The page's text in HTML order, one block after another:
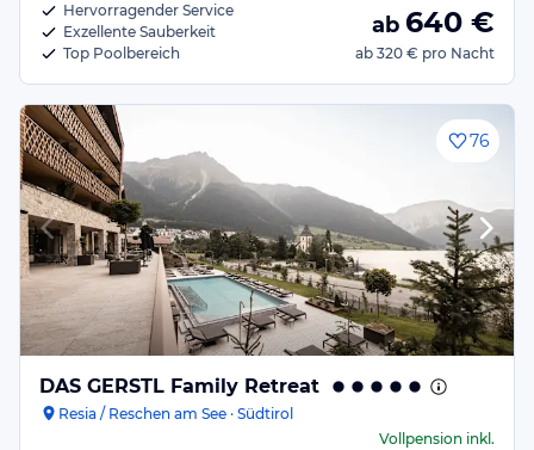
Hervorragender Service
Exzellente Sauberkeit
Top Poolbereich
ab 640 €
ab 320 € pro Nacht
76
DAS GERSTL Family Retreat
Resia / Reschen am See · Südtirol
Vollpension inkl.